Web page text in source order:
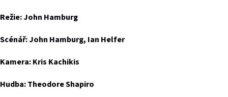
Režie: John Hamburg
Scénář: John Hamburg, Ian Helfer
Kamera: Kris Kachikis
Hudba: Theodore Shapiro